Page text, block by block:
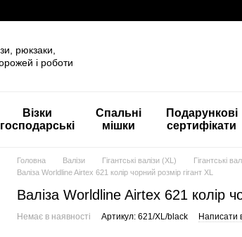
Візки
господарські
Спальні
мішки
Подарункові
сертифікати
Головна Валізи Гігантські валізи (XL)
Гігантські
Валіза Worldline Airtex 621 колір чорний розмір гігант XL
Валіза Worldline Airtex 621 колір
Немає в наявності Артикул: 621/XL/black Написати